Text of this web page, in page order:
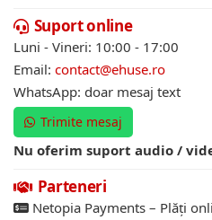
Suport online
Luni - Vineri: 10:00 - 17:00
Email: contact@ehuse.ro
WhatsApp: doar mesaj text
Trimite mesaj
Nu oferim suport audio /
Parteneri
Netopia Payments – Plăți